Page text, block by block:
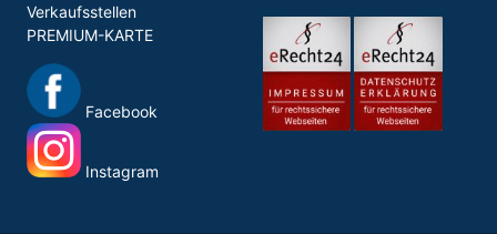
Verkaufsstellen
PREMIUM-KARTE
Facebook
Instagram